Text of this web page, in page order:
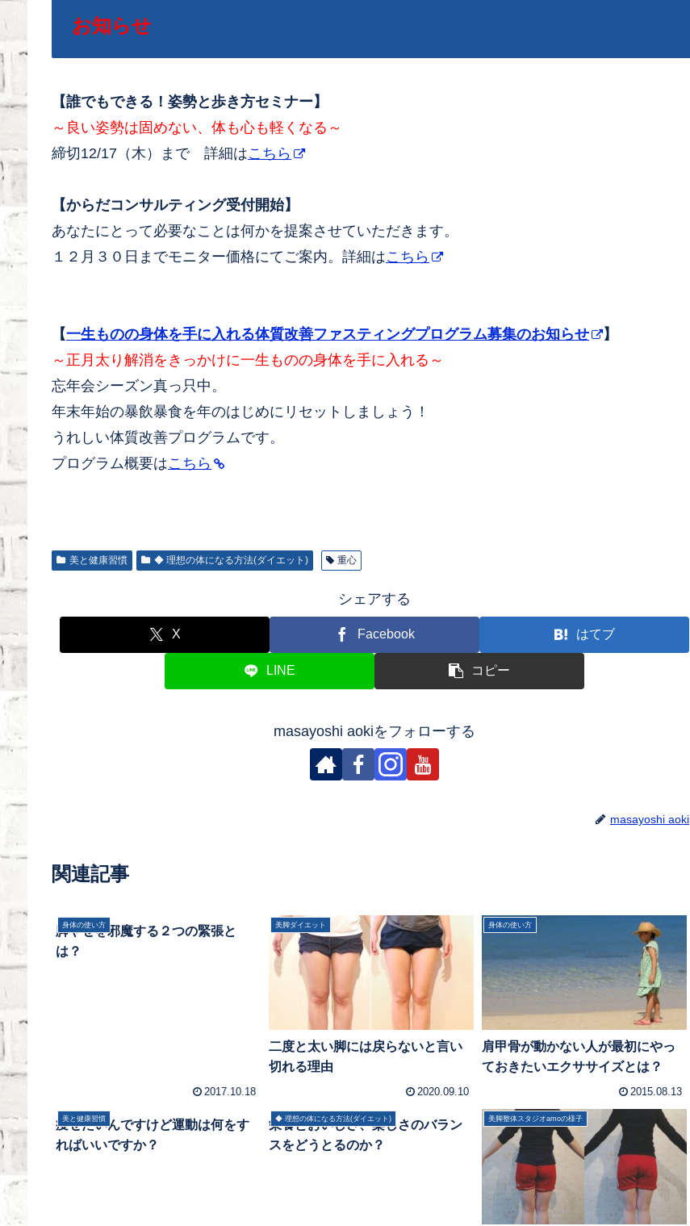
お知らせ
【誰でもできる！姿勢と歩き方セミナー】
～良い姿勢は固めない、体も心も軽くなる～
締切12/17（木）まで 詳細はこちら
【からだコンサルティング受付開始】
あなたにとって必要なことは何かを提案させていただきます。
１２月３０日までモニター価格にてご案内。詳細はこちら
【一生ものの身体を手に入れる体質改善ファスティングプログラム募集のお知らせ
】
～正月太り解消をきっかけに一生ものの身体を手に入れる～
忘年会シーズン真っ只中。
年末年始の暴飲暴食を年のはじめにリセットしましょう！
うれしい体質改善プログラムです。
プログラム概要はこちら
美と健康習慣 ◆ 理想の体になる方法(ダイエット) 重心
シェアする
X Facebook はてブ
LINE コピー
masayoshi aokiをフォローする
masayoshi aoki
関連記事
身体の使い方
脚やせを邪魔する２つの緊張と
は？
2017.10.18
美脚ダイエット
二度と太い脚には戻らないと言い
切れる理由
2020.09.10
身体の使い方
肩甲骨が動かない人が最初にやっ
ておきたいエクササイズとは？
2015.08.13
美と健康習慣
痩せたいんですけど運動は何をす
ればいいですか？
◆ 理想の体になる方法(ダイエット)
栄養とおいしさ、楽しさのバラン
スをどうとるのか？
美脚整体スタジオamoの様子